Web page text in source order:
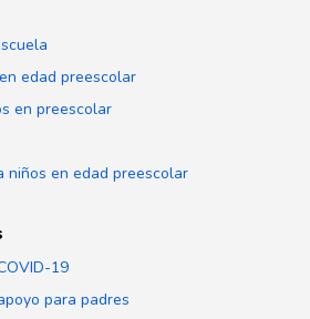
edad preescolar
en preescolar
niños en edad preescolar
19
para padres